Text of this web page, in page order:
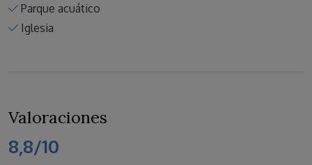
Parque acuático
Iglesia
Valoraciones
8,8/10